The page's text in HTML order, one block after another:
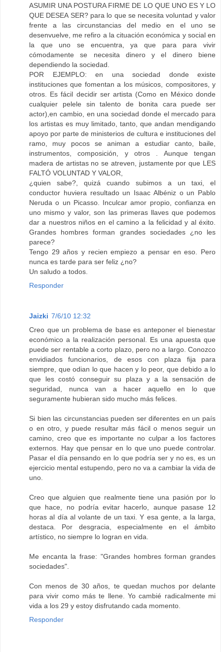
ASUMIR UNA POSTURA FIRME DE LO QUE UNO ES Y LO
QUE DESEA SER? para lo que se necesita voluntad y valor
frente a las circunstancias del medio en el uno se
desenvuelve, me refiro a la cituación económica y social en
la que uno se encuentra, ya que para para vivir
cómodamente se necesita dinero y el dinero biene
dependiendo la sociedad.
POR EJEMPLO: en una sociedad donde existe
instituciones que fomentan a los músicos, compositores, y
otros. Es fácil decidir ser artista (Como en México donde
cualquier pelele sin talento de bonita cara puede ser
actor),en cambio, en una sociedad donde el mercado para
los artistas es muy limitado, tanto, que andan mendigando
apoyo por parte de ministerios de cultura e instituciones del
ramo, muy pocos se animan a estudiar canto, baile,
instrumentos, composición, y otros . Aunque tengan
madera de artistas no se atreven, justamente por que LES
FALTÓ VOLUNTAD Y VALOR,
¿quien sabe?, quizá cuando subimos a un taxi, el
conductor huviera resultado un Isaac Albéniz o un Pablo
Neruda o un Picasso. Inculcar amor propio, confianza en
uno mismo y valor, son las primeras llaves que podemos
dar a nuestros niños en el camino a la felicidad y al éxito.
Grandes hombres forman grandes sociedades ¿no les
parece?
Tengo 29 años y recien empiezo a pensar en eso. Pero
nunca es tarde para ser feliz ¿no?
Un saludo a todos.
Responder
Jaizki 7/6/10 12:32
Creo que un problema de base es anteponer el bienestar
económico a la realización personal. Es una apuesta que
puede ser rentable a corto plazo, pero no a largo. Conozco
envidiados funcionarios, de esos con plaza fija para
siempre, que odian lo que hacen y lo peor, que debido a lo
que les costó conseguir su plaza y a la sensación de
seguridad, nunca van a hacer aquello en lo que
seguramente hubieran sido mucho más felices.
Si bien las circunstancias pueden ser diferentes en un país
o en otro, y puede resultar más fácil o menos seguir un
camino, creo que es importante no culpar a los factores
externos. Hay que pensar en lo que uno puede controlar.
Pasar el día pensando en lo que podría ser y no es, es un
ejercicio mental estupendo, pero no va a cambiar la vida de
uno.
Creo que alguien que realmente tiene una pasión por lo
que hace, no podría evitar hacerlo, aunque pasase 12
horas al día al volante de un taxi. Y esa gente, a la larga,
destaca. Por desgracia, especialmente en el ámbito
artístico, no siempre lo logran en vida.
Me encanta la frase: "Grandes hombres forman grandes
sociedades".
Con menos de 30 años, te quedan muchos por delante
para vivir como más te llene. Yo cambié radicalmente mi
vida a los 29 y estoy disfrutando cada momento.
Responder